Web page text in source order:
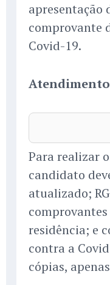
apresentação
comprovante
Covid-19.
Para realizar
candidato
atualizado;
residência; e
contra a
cópias,